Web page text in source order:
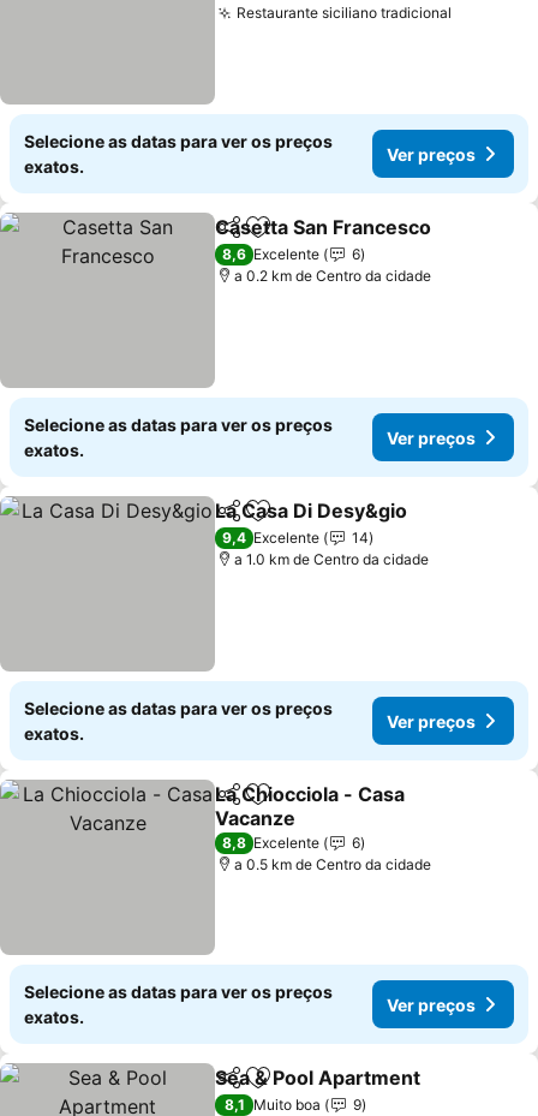
Restaurante siciliano tradicional
Selecione as datas para ver os preços
exatos.
Ver preços
PartilharAdicionar aos favoritos
Casetta San Francesco
8,6 Excelente
6
a 0.2 km de Centro da cidade
Selecione as datas para ver os preços
exatos.
Ver preços
PartilharAdicionar aos favoritos
La Casa Di Desy&gio
9,4 Excelente
14
a 1.0 km de Centro da cidade
Selecione as datas para ver os preços
exatos.
Ver preços
PartilharAdicionar aos favoritos
La Chiocciola - Casa
Vacanze
8,8 Excelente
6
a 0.5 km de Centro da cidade
Selecione as datas para ver os preços
exatos.
Ver preços
PartilharAdicionar aos favoritos
Sea & Pool Apartment
8,1 Muito boa
9